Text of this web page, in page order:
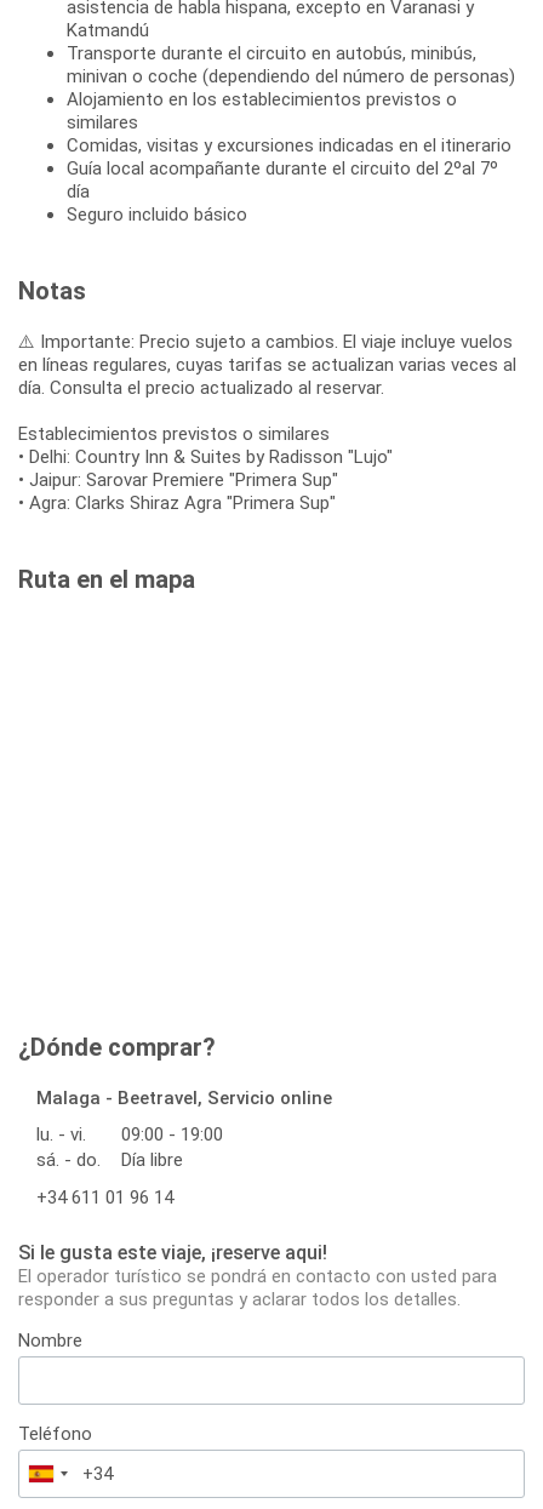
asistencia de habla hispana, excepto en Varanasi y
Katmandú
Transporte durante el circuito en autobús, minibús,
minivan o coche (dependiendo del número de personas)
Alojamiento en los establecimientos previstos o
similares
Comidas, visitas y excursiones indicadas en el itinerario
Guía local acompañante durante el circuito del 2ºal 7º
día
Seguro incluido básico
Notas
⚠️ Importante: Precio sujeto a cambios. El viaje incluye vuelos
en líneas regulares, cuyas tarifas se actualizan varias veces al
día. Consulta el precio actualizado al reservar.
Establecimientos previstos o similares
• Delhi: Country Inn & Suites by Radisson "Lujo"
• Jaipur: Sarovar Premiere "Primera Sup"
• Agra: Clarks Shiraz Agra "Primera Sup"
Ruta en el mapa
¿Dónde comprar?
Malaga - Beetravel, Servicio online
lu. - vi.
09:00 - 19:00
sá. - do.
Día libre
+34 611 01 96 14
Si le gusta este viaje, ¡reserve aqui!
El operador turístico se pondrá en contacto con usted para
responder a sus preguntas y aclarar todos los detalles.
Nombre
Teléfono
España
+34